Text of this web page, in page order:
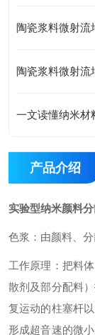
陶瓷浆料微射流
陶瓷浆料微射流
一文读懂纳米材
产品介绍
实验型纳米颜料
色浆 ： 由颜料、
工作原理：把料体
散剂及部分配料
复运动的柱塞杆
形成超音速的微